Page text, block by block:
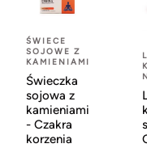
ŚWIECE
SOJOWE Z
KAMIENIAMI
Świeczka
sojowa z
kamieniami
- Czakra
korzenia